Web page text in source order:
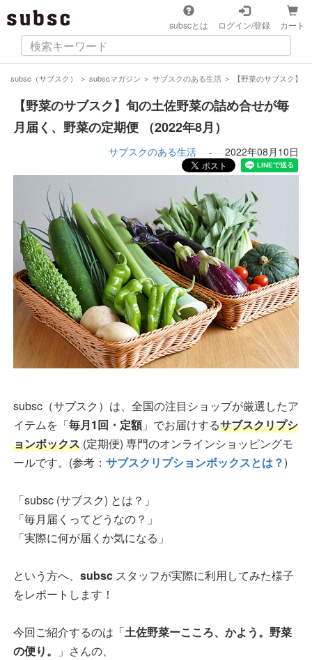
subscとは ログイン/登録 カート
subsc（サブスク） ＞ subscマガジン ＞ サブスクのある生活 ＞ 【野菜のサブスク】
【野菜のサブスク】旬の土佐野菜の詰め合せが毎
月届く、野菜の定期便 （2022年8月）
サブスクのある生活 - 2022年08月10日
subsc（サブスク）は、全国の注目ショップが厳選したア
イテムを「毎月1回・定額」でお届けするサブスクリプシ
ョンボックス (定期便) 専門のオンラインショッピングモ
ールです。(参考： サブスクリプションボックスとは？)
「subsc (サブスク) とは？」
「毎月届くってどうなの？」
「実際に何が届くか気になる」
という方へ、 subsc スタッフが実際に利用してみた様子
をレポートします！
今回ご紹介するのは「土佐野菜ーこころ、かよう。野菜
の便り。
」さんの、